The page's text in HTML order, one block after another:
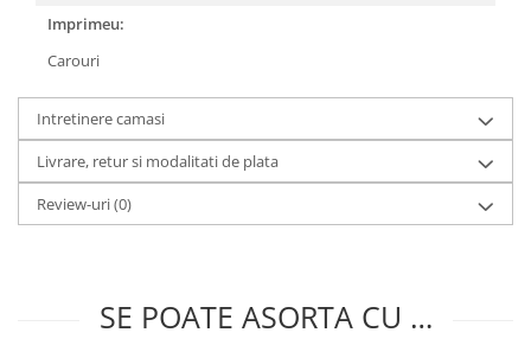
Imprimeu:
Carouri
Intretinere camasi
Livrare, retur si modalitati de plata
Review-uri(0)
SE POATE ASORTA CU …